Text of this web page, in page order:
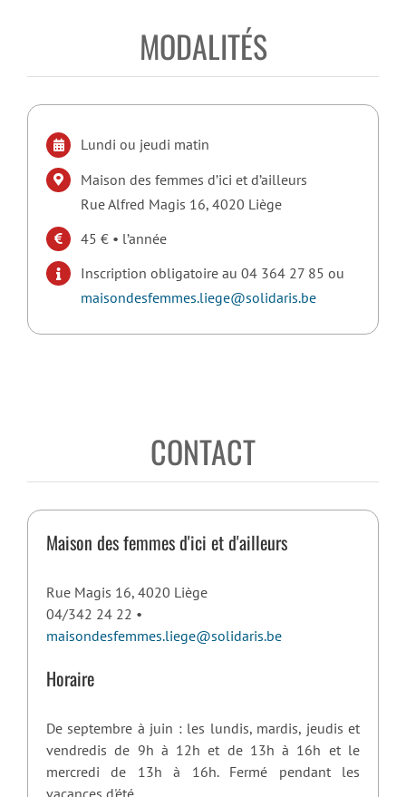
MODALITÉS
Lundi ou jeudi matin
Maison des femmes d’ici et d’ailleurs
Rue Alfred Magis 16, 4020 Liège
45 € • l’année
Inscription obligatoire au 04 364 27 85 ou
maisondesfemmes.liege@solidaris.be
CONTACT
Maison des femmes d'ici et d'ailleurs
Rue Magis 16, 4020 Liège
04/342 24 22 •
maisondesfemmes.liege@solidaris.be
Horaire
De septembre à juin : les lundis, mardis, jeudis et
vendredis de 9h à 12h et de 13h à 16h et le
mercredi de 13h à 16h. Fermé pendant les
vacances d'été.